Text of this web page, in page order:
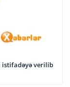
istifadəyə verilib